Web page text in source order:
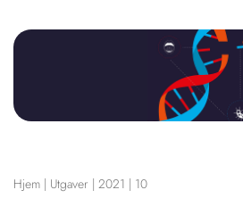
Årsindekser
KURSKALENDER
Hjem | Utgaver | 2021 | 10